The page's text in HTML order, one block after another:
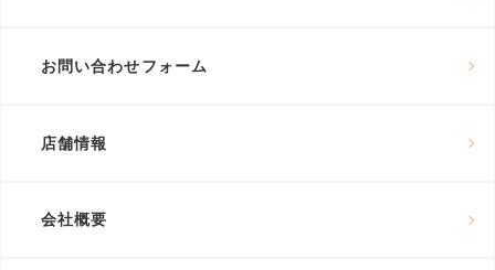
お問い合わせフォーム
店舗情報
会社概要